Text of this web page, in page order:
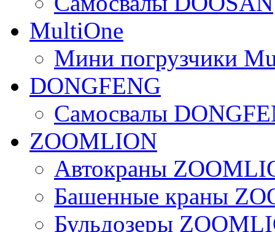
MultiOne
Мини погрузчики
DONGFENG
Самосвалы
ZOOMLION
Автокраны
Башенные краны
Бульдозеры